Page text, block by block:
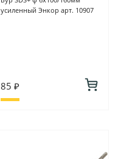
усиленный Энкор арт. 10907
85 ₽